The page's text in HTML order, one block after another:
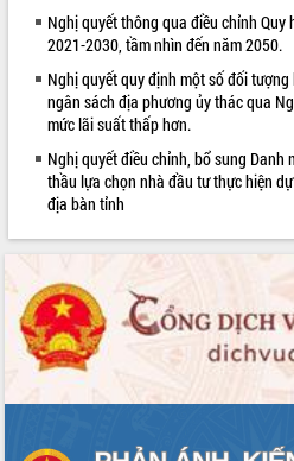
Gặp mặt các cơ quan báo chí nhân Kỷ
niệm 101 năm Ngày Báo chí Cách
mạng Việt Nam
Đắk Lắk sơ kết 4 năm triển khai thực
hiện Đề án 06 của Chính phủ
Họp báo thông tin về Hội nghị Công bố
Quy hoạch và Xúc tiến đầu tư tỉnh Đắk
Khơi thông điểm nghẽn, đẩy nhanh
giải ngân vốn khắc phục thiên tai
HĐND tỉnh thông qua điều chỉnh Quy
hoạch tỉnh thời kỳ 2021-2030
Hội thảo góp ý hồ sơ điều chỉnh quy
hoạch tỉnh Đắk Lắk thời kỳ 2021-2030,
tầm nhìn đến năm 2050
doanh nghiệp nhà nước
Nghị quyết thông qua điều chỉnh
2021-2030, tầm nhìn đến năm 2050.
Nghị quyết quy định một số đối
ngân sách địa phương ủy thác qua
mức lãi suất thấp hơn.
Nghị quyết điều chỉnh, bổ sung Danh
thầu lựa chọn nhà đầu tư thực hiện
địa bàn tỉnh